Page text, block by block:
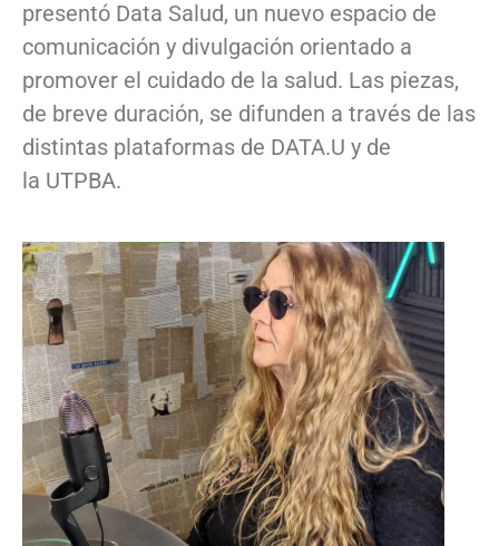
presentó Data Salud, un nuevo espacio de
comunicación y divulgación orientado a
promover el cuidado de la salud. Las piezas,
de breve duración, se difunden a través de las
distintas plataformas de DATA.U y de
la UTPBA.